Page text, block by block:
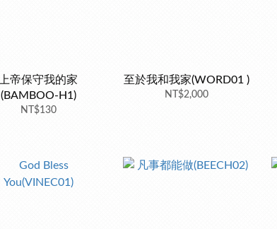
帝保守我的家
(BAMBOO-H1)
NT$130
至於我和我家(WORD01 )
NT$2,000